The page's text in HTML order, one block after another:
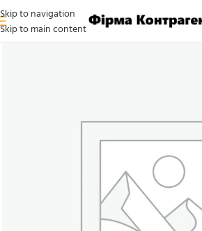
Skip to navigation
Skip to main content